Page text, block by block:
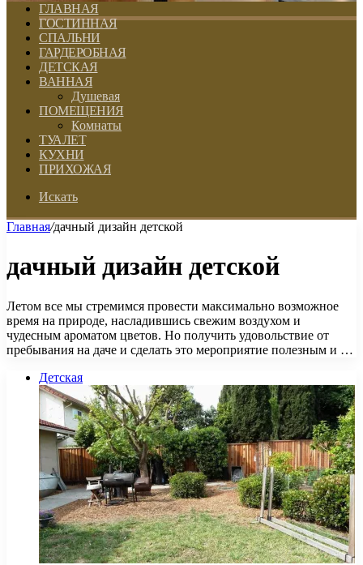
ГЛАВНАЯ
ГОСТИННАЯ
СПАЛЬНИ
ГАРДЕРОБНАЯ
ДЕТСКАЯ
ВАННАЯ
Душевая
ПОМЕЩЕНИЯ
Комнаты
ТУАЛЕТ
КУХНИ
ПРИХОЖАЯ
Искать
Главная/дачный дизайн детской
дачный дизайн детской
Летом все мы стремимся провести максимально возможное
время на природе, насладившись свежим воздухом и
чудесным ароматом цветов. Но получить удовольствие от
пребывания на даче и сделать это мероприятие полезным и …
Детская